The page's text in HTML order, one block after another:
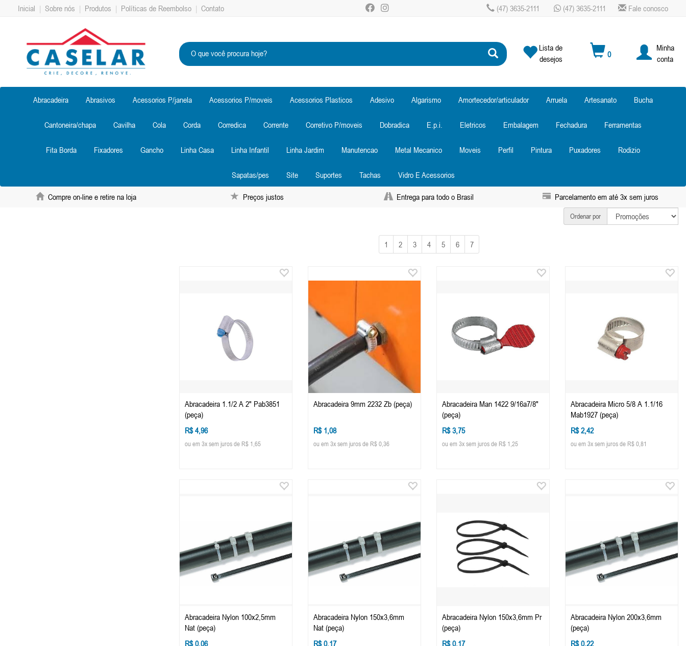
Inicial | Sobre nós | Produtos | Políticas de Reembolso | Contato (47) 3635-2111 (47) 3635-2111 Fale conosco
Lista de
desejos
0
Minha
conta
Abracadeira Abrasivos Acessorios P/janela Acessorios P/moveis Acessorios Plasticos Adesivo Algarismo Amortecedor/articulador Arruela Artesanato Bucha
Cantoneira/chapa Cavilha Cola Corda Corredica Corrente Corretivo P/moveis Dobradica E.p.i. Eletricos Embalagem Fechadura Ferramentas
Fita Borda Fixadores Gancho Linha Casa Linha Infantil Linha Jardim Manutencao Metal Mecanico Moveis Perfil Pintura Puxadores Rodizio
Sapatas/pes Site Suportes Tachas Vidro E Acessorios
Compre on-line e retire na loja Preços justos Entrega para todo o Brasil Parcelamento em até 3x sem juros
Ordenar por
1 2 3 4 5 6 7
Abracadeira 1.1/2 A 2" Pab3851
(peça)
R$ 4,96
ou em 3x sem juros de R$ 1,65
Abracadeira 9mm 2232 Zb (peça)
R$ 1,08
ou em 3x sem juros de R$ 0,36
Abracadeira Man 1422 9/16a7/8"
(peça)
R$ 3,75
ou em 3x sem juros de R$ 1,25
Abracadeira Micro 5/8 A 1.1/16
Mab1927 (peça)
R$ 2,42
ou em 3x sem juros de R$ 0,81
Abracadeira Nylon 100x2,5mm
Nat (peça)
R$ 0,06
Abracadeira Nylon 150x3,6mm
Nat (peça)
R$ 0,17
Abracadeira Nylon 150x3,6mm Pr
(peça)
R$ 0,17
Abracadeira Nylon 200x3,6mm
(peça)
R$ 0,22